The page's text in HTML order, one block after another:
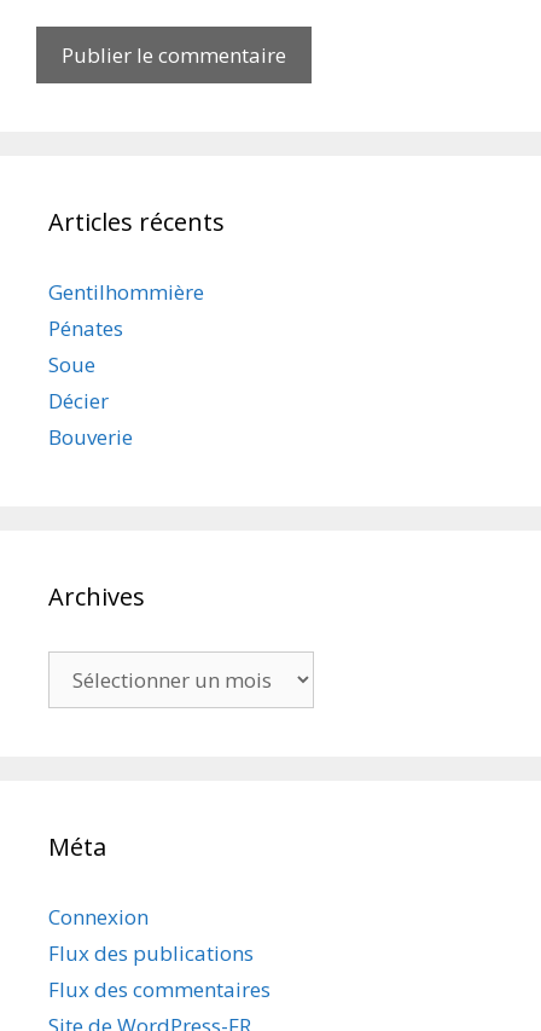
Articles récents
Gentilhommière
Pénates
Soue
Décier
Bouverie
Archives
Méta
Connexion
Flux des publications
Flux des commentaires
Site de WordPress-FR